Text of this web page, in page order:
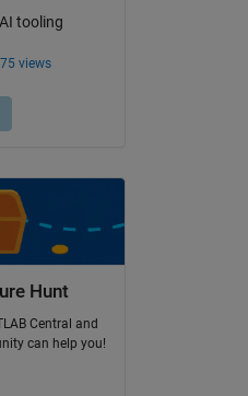
Hunt
Central and
can help you!